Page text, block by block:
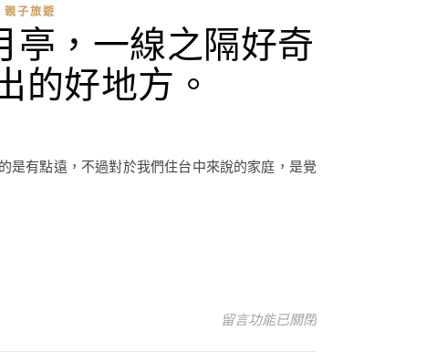
親子旅遊
亭，一線之隔好奇
的好地方。
是有點遠，不過對於我們住台中來說的家庭，是覺
在〈獅頭山親子遊–獅山古道通往
留言功能已關閉